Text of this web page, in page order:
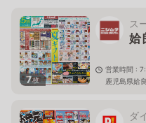
7枚
ス
姶
営業時間 :
鹿児島県姶
ダ